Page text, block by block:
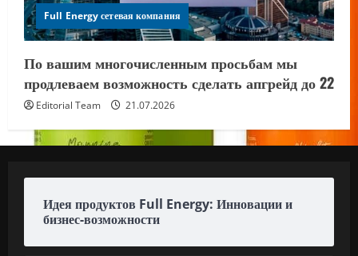
Full Energy сетевая компания
По вашим многочисленным просьбам мы
продлеваем возможность сделать апгрейд до 22
Editorial Team 21.07.2026
Идея продуктов Full Energy: Инновации и
бизнес-возможности